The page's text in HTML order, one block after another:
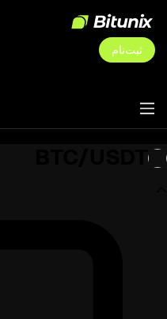
ثبت‌نام